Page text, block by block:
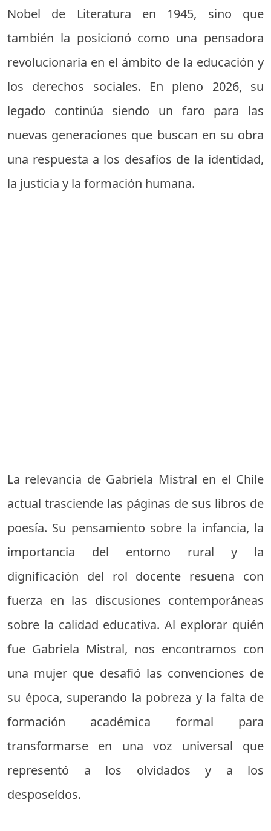
Nobel de Literatura en 1945, sino que
también la posicionó como una pensadora
revolucionaria en el ámbito de la educación y
los derechos sociales. En pleno 2026, su
legado continúa siendo un faro para las
nuevas generaciones que buscan en su obra
una respuesta a los desafíos de la identidad,
la justicia y la formación humana.
La relevancia de Gabriela Mistral en el Chile
actual trasciende las páginas de sus libros de
poesía. Su pensamiento sobre la infancia, la
importancia del entorno rural y la
dignificación del rol docente resuena con
fuerza en las discusiones contemporáneas
sobre la calidad educativa. Al explorar quién
fue Gabriela Mistral, nos encontramos con
una mujer que desafió las convenciones de
su época, superando la pobreza y la falta de
formación académica formal para
transformarse en una voz universal que
representó a los olvidados y a los
desposeídos.